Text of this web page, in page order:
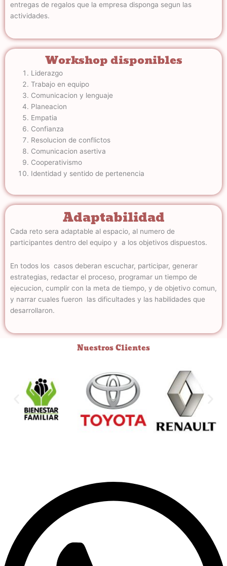
entregas de regalos que la empresa disponga segun las
actividades.
Workshop disponibles
Liderazgo
Trabajo en equipo
Comunicacion y lenguaje
Planeacion
Empatia
Confianza
Resolucion de conflictos
Comunicacion asertiva
Cooperativismo
Identidad y sentido de pertenencia
Adaptabilidad
Cada reto sera adaptable al espacio, al numero de
participantes dentro del equipo y a los objetivos dispuestos.
En todos los casos deberan escuchar, participar, generar
estrategias, redactar el proceso, programar un tiempo de
ejecucion, cumplir con la meta de tiempo, y de objetivo comun,
y narrar cuales fueron las dificultades y las habilidades que
desarrollaron.
Nuestros Clientes